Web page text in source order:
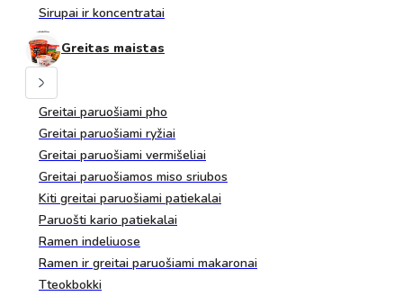
Sirupai ir koncentratai
Greitas maistas
Greitai paruošiami pho
Greitai paruošiami ryžiai
Greitai paruošiami vermišeliai
Greitai paruošiamos miso sriubos
Kiti greitai paruošiami patiekalai
Paruošti kario patiekalai
Ramen indeliuose
Ramen ir greitai paruošiami makaronai
Tteokbokki